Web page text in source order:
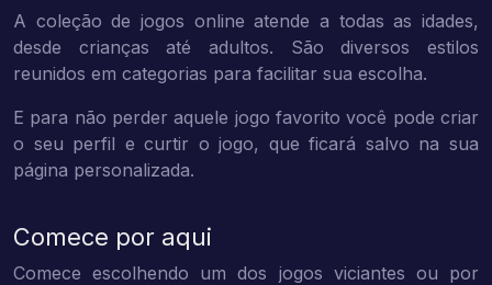
A coleção de jogos online atende a todas as idades,
desde crianças até adultos. São diversos estilos
reunidos em categorias para facilitar sua escolha.
E para não perder aquele jogo favorito você pode criar
o seu perfil e curtir o jogo, que ficará salvo na sua
página personalizada.
Comece por aqui
Comece escolhendo um dos jogos viciantes ou por